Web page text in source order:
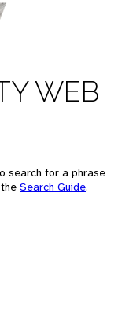
WEB
search for a phrase
Search Guide.